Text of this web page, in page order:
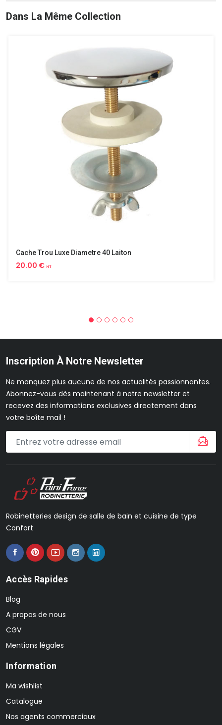
Dans La Même Collection
Cache Trou Luxe Diametre 40 Laiton
20.00 € HT
Inscription À Notre Newsletter
Ne manquez plus aucune de nos actualités passionnantes.
Abonnez-vous dès maintenant à notre newsletter et
recevez des informations exclusives directement dans
votre boîte mail !
Robinetteries design de salle de bain et cuisine de type
Confort
Accès Rapides
Blog
A propos de nous
CGV
Mentions légales
Information
Ma wishlist
Catalogue
Nos agents commerciaux